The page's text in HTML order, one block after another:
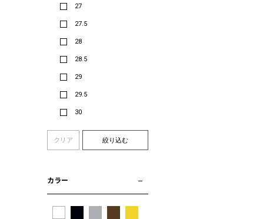
27
27.5
28
28.5
29
29.5
30
クリア 絞り込む
カラー